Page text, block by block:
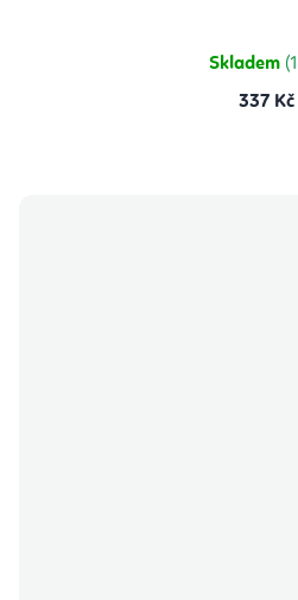
Skladem
337 Kč